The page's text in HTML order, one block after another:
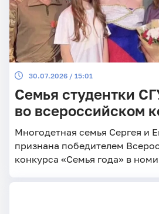
30.07.2026 / 15:01
Семья студентки
во всероссийском
Многодетная семья Сергея и
признана победителем
конкурса «Семья года» в